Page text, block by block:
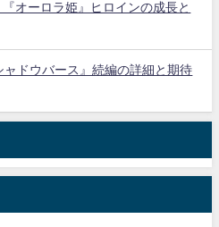
オーロラ姫』ヒロインの成長と
ドウバース』続編の詳細と期待